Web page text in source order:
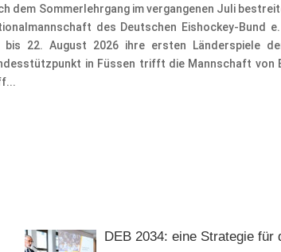
dem Sommerlehrgang im vergangenen Juli
des Deutschen Eishockey-Bund e.
bis 22. August 2026 ihre ersten Länderspiele
in Füssen trifft die Mannschaft von
DEB 2034: eine Strategie